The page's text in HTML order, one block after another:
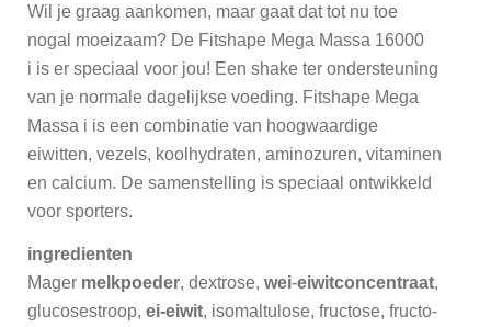
Wil je graag aankomen, maar gaat dat tot nu toe
nogal moeizaam? De Fitshape Mega Massa 16000
i is er speciaal voor jou! Een shake ter ondersteuning
van je normale dagelijkse voeding. Fitshape Mega
Massa i is een combinatie van hoogwaardige
eiwitten, vezels, koolhydraten, aminozuren, vitaminen
en calcium. De samenstelling is speciaal ontwikkeld
voor sporters.
ingredienten
Mager melkpoeder, dextrose, wei-eiwitconcentraat,
glucosestroop, ei-eiwit, isomaltulose, fructose, fructo-